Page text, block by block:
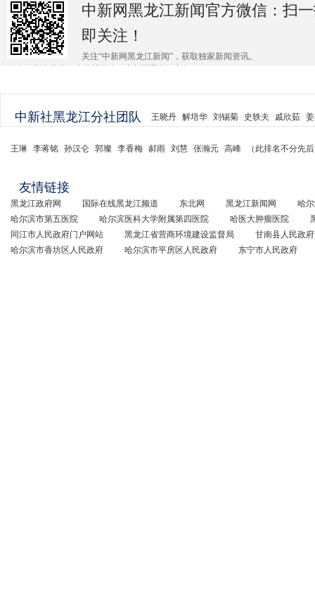
中新网黑龙江新闻官方微信：扫
即关注！
关注“中新网黑龙江新闻”，获取独家新闻资讯。
更多精彩请关注各大微博平台@中新网黑龙江新闻 。
中新社黑龙江分社团队 王晓丹 解培华 刘锡菊 史轶夫 戚欣茹
王琳 李蒋铭 孙汉仑 郭璨 李香梅 郝雨 刘慧 张瀚元 高峰 （此排名不分先
友情链接
黑龙江政府网 国际在线黑龙江频道 东北网 黑龙江新闻网
哈
哈尔滨市第五医院
哈尔滨医科大学附属第四医院 哈医大肿瘤医院
同江市人民政府门户网站
黑龙江省营商环境建设监督局
甘南县人民政府
哈尔滨市香坊区人民政府
哈尔滨市平房区人民政府 东宁市人民政府